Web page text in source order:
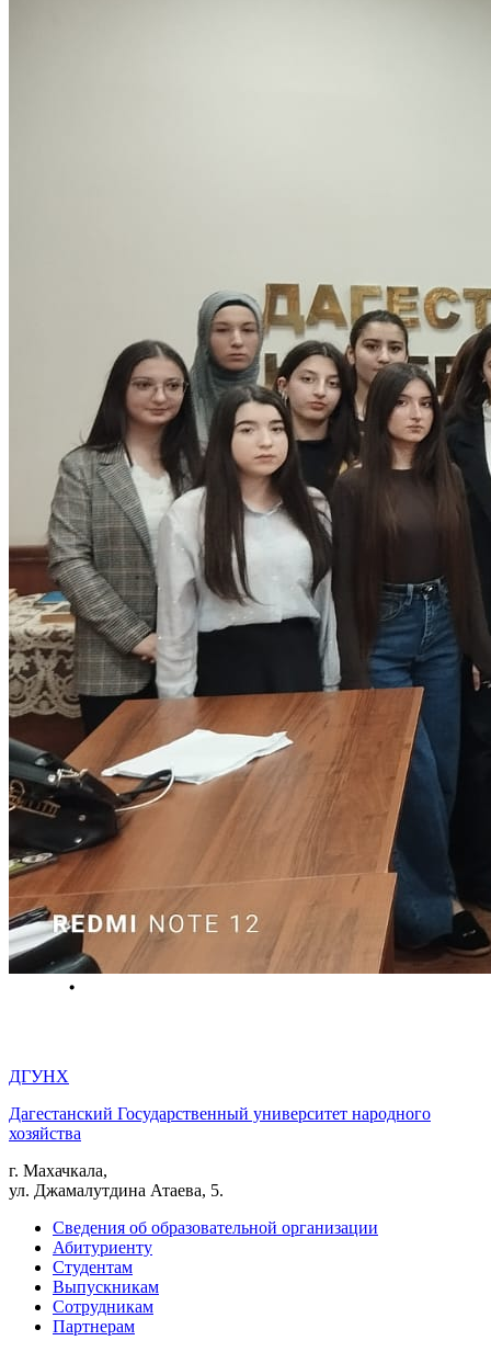
ДГУНХ
Дагестанский Государственный университет народного
хозяйства
г. Махачкала,
ул. Джамалутдина Атаева, 5.
Сведения об образовательной организации
Абитуриенту
Студентам
Выпускникам
Сотрудникам
Партнерам